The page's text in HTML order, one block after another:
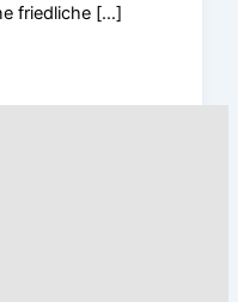
friedliche […]